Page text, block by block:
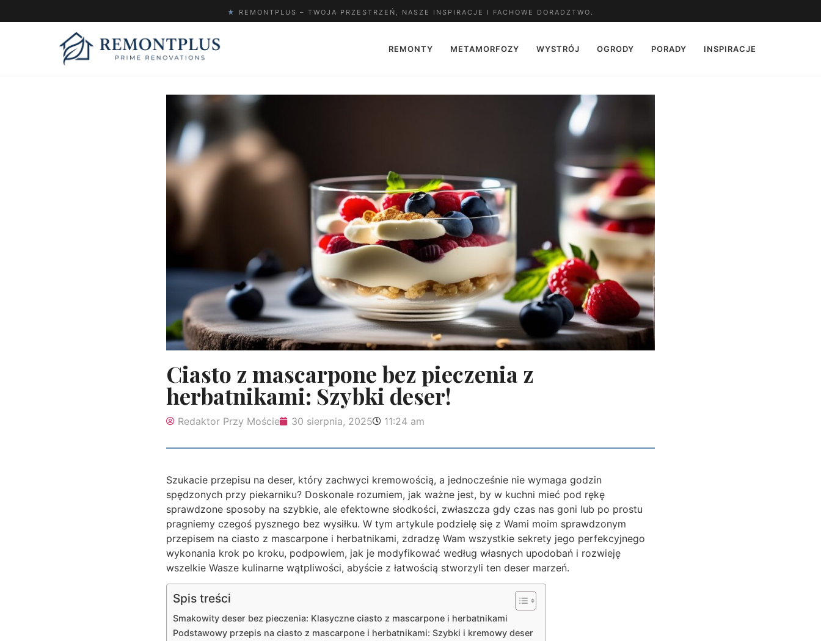
★ REMONTPLUS – TWOJA PRZESTRZEŃ, NASZE INSPIRACJE I FACHOWE DORADZTWO.
REMONTY METAMORFOZY WYSTRÓJ OGRODY PORADY INSPIRACJE
Ciasto z mascarpone bez pieczenia z
herbatnikami: Szybki deser!
Redaktor Przy Moście 30 sierpnia, 2025 11:24 am
Szukacie przepisu na deser, który zachwyci kremowością, a jednocześnie nie wymaga godzin
spędzonych przy piekarniku? Doskonale rozumiem, jak ważne jest, by w kuchni mieć pod rękę
sprawdzone sposoby na szybkie, ale efektowne słodkości, zwłaszcza gdy czas nas goni lub po prostu
pragniemy czegoś pysznego bez wysiłku. W tym artykule podzielę się z Wami moim sprawdzonym
przepisem na ciasto z mascarpone i herbatnikami, zdradzę Wam wszystkie sekrety jego perfekcyjnego
wykonania krok po kroku, podpowiem, jak je modyfikować według własnych upodobań i rozwieję
wszelkie Wasze kulinarne wątpliwości, abyście z łatwością stworzyli ten deser marzeń.
Spis treści
Smakowity deser bez pieczenia: Klasyczne ciasto z mascarpone i herbatnikami
Podstawowy przepis na ciasto z mascarpone i herbatnikami: Szybki i kremowy deser